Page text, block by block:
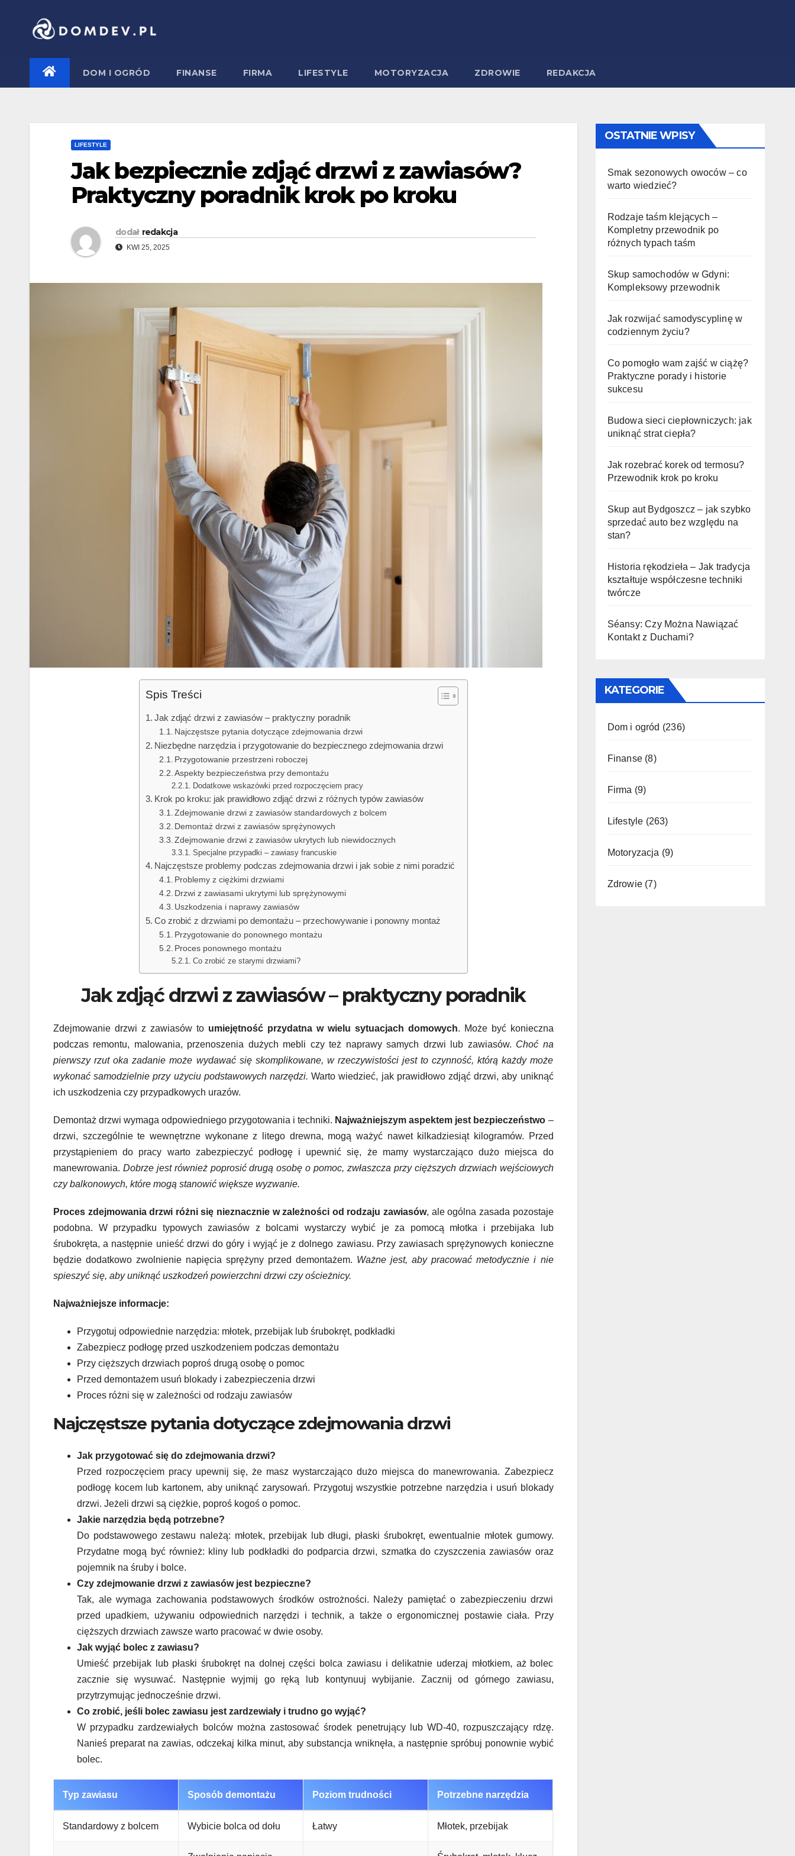
DOM I OGRÓD FINANSE FIRMA LIFESTYLE MOTORYZACJA ZDROWIE REDAKCJA
LIFESTYLE
Jak bezpiecznie zdjąć drzwi z zawiasów?
Praktyczny poradnik krok po kroku
dodał redakcja
KWI 25, 2025
Spis Treści
Jak zdjąć drzwi z zawiasów – praktyczny poradnik
Najczęstsze pytania dotyczące zdejmowania drzwi
Niezbędne narzędzia i przygotowanie do bezpiecznego zdejmowania drzwi
Przygotowanie przestrzeni roboczej
Aspekty bezpieczeństwa przy demontażu
Dodatkowe wskazówki przed rozpoczęciem pracy
Krok po kroku: jak prawidłowo zdjąć drzwi z różnych typów zawiasów
Zdejmowanie drzwi z zawiasów standardowych z bolcem
Demontaż drzwi z zawiasów sprężynowych
Zdejmowanie drzwi z zawiasów ukrytych lub niewidocznych
Specjalne przypadki – zawiasy francuskie
Najczęstsze problemy podczas zdejmowania drzwi i jak sobie z nimi poradzić
Problemy z ciężkimi drzwiami
Drzwi z zawiasami ukrytymi lub sprężynowymi
Uszkodzenia i naprawy zawiasów
Co zrobić z drzwiami po demontażu – przechowywanie i ponowny montaż
Przygotowanie do ponownego montażu
Proces ponownego montażu
Co zrobić ze starymi drzwiami?
Jak zdjąć drzwi z zawiasów – praktyczny poradnik
Zdejmowanie drzwi z zawiasów to umiejętność przydatna w wielu sytuacjach domowych. Może być konieczna
podczas remontu, malowania, przenoszenia dużych mebli czy też naprawy samych drzwi lub zawiasów. Choć na
pierwszy rzut oka zadanie może wydawać się skomplikowane, w rzeczywistości jest to czynność, którą każdy może
wykonać samodzielnie przy użyciu podstawowych narzędzi. Warto wiedzieć, jak prawidłowo zdjąć drzwi, aby uniknąć
ich uszkodzenia czy przypadkowych urazów.
Demontaż drzwi wymaga odpowiedniego przygotowania i techniki. Najważniejszym aspektem jest bezpieczeństwo –
drzwi, szczególnie te wewnętrzne wykonane z litego drewna, mogą ważyć nawet kilkadziesiąt kilogramów. Przed
przystąpieniem do pracy warto zabezpieczyć podłogę i upewnić się, że mamy wystarczająco dużo miejsca do
manewrowania. Dobrze jest również poprosić drugą osobę o pomoc, zwłaszcza przy cięższych drzwiach wejściowych
czy balkonowych, które mogą stanowić większe wyzwanie.
Proces zdejmowania drzwi różni się nieznacznie w zależności od rodzaju zawiasów, ale ogólna zasada pozostaje
podobna. W przypadku typowych zawiasów z bolcami wystarczy wybić je za pomocą młotka i przebijaka lub
śrubokręta, a następnie unieść drzwi do góry i wyjąć je z dolnego zawiasu. Przy zawiasach sprężynowych konieczne
będzie dodatkowo zwolnienie napięcia sprężyny przed demontażem. Ważne jest, aby pracować metodycznie i nie
spieszyć się, aby uniknąć uszkodzeń powierzchni drzwi czy ościeżnicy.
Najważniejsze informacje:
Przygotuj odpowiednie narzędzia: młotek, przebijak lub śrubokręt, podkładki
Zabezpiecz podłogę przed uszkodzeniem podczas demontażu
Przy cięższych drzwiach poproś drugą osobę o pomoc
Przed demontażem usuń blokady i zabezpieczenia drzwi
Proces różni się w zależności od rodzaju zawiasów
Najczęstsze pytania dotyczące zdejmowania drzwi
Jak przygotować się do zdejmowania drzwi?
Przed rozpoczęciem pracy upewnij się, że masz wystarczająco dużo miejsca do manewrowania. Zabezpiecz
podłogę kocem lub kartonem, aby uniknąć zarysowań. Przygotuj wszystkie potrzebne narzędzia i usuń blokady
drzwi. Jeżeli drzwi są ciężkie, poproś kogoś o pomoc.
Jakie narzędzia będą potrzebne?
Do podstawowego zestawu należą: młotek, przebijak lub długi, płaski śrubokręt, ewentualnie młotek gumowy.
Przydatne mogą być również: kliny lub podkładki do podparcia drzwi, szmatka do czyszczenia zawiasów oraz
pojemnik na śruby i bolce.
Czy zdejmowanie drzwi z zawiasów jest bezpieczne?
Tak, ale wymaga zachowania podstawowych środków ostrożności. Należy pamiętać o zabezpieczeniu drzwi
przed upadkiem, używaniu odpowiednich narzędzi i technik, a także o ergonomicznej postawie ciała. Przy
cięższych drzwiach zawsze warto pracować w dwie osoby.
Jak wyjąć bolec z zawiasu?
Umieść przebijak lub płaski śrubokręt na dolnej części bolca zawiasu i delikatnie uderzaj młotkiem, aż bolec
zacznie się wysuwać. Następnie wyjmij go ręką lub kontynuuj wybijanie. Zacznij od górnego zawiasu,
przytrzymując jednocześnie drzwi.
Co zrobić, jeśli bolec zawiasu jest zardzewiały i trudno go wyjąć?
W przypadku zardzewiałych bolców można zastosować środek penetrujący lub WD-40, rozpuszczający rdzę.
Nanieś preparat na zawias, odczekaj kilka minut, aby substancja wniknęła, a następnie spróbuj ponownie wybić
bolec.
Typ zawiasu Sposób demontażu Poziom trudności Potrzebne narzędzia
Standardowy z bolcem Wybicie bolca od dołu Łatwy Młotek, przebijak
OSTATNIE WPISY
Smak sezonowych owoców – co
warto wiedzieć?
Rodzaje taśm klejących –
Kompletny przewodnik po
różnych typach taśm
Skup samochodów w Gdyni:
Kompleksowy przewodnik
Jak rozwijać samodyscyplinę w
codziennym życiu?
Co pomogło wam zajść w ciążę?
Praktyczne porady i historie
sukcesu
Budowa sieci ciepłowniczych: jak
uniknąć strat ciepła?
Jak rozebrać korek od termosu?
Przewodnik krok po kroku
Skup aut Bydgoszcz – jak szybko
sprzedać auto bez względu na
stan?
Historia rękodzieła – Jak tradycja
kształtuje współczesne techniki
twórcze
Séansy: Czy Można Nawiązać
Kontakt z Duchami?
KATEGORIE
Dom i ogród (236)
Finanse(8)
Firma (9)
Lifestyle (263)
Motoryzacja (9)
Zdrowie(7)